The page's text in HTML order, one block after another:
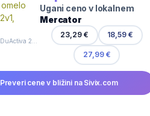
Ugani ceno v lokalnem
Mercator
23,29 € 18,59 €
27,99 €
Preveri cene v bližini na Sivix.com